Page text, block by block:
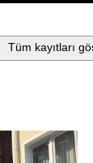
Tüm kayıtları